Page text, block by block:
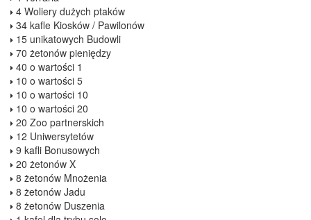
4 Woliery dużych ptaków
34 kafle Kiosków / Pawilonów
15 unikatowych Budowli
70 żetonów pieniędzy
40 o wartości 1
10 o wartości 5
10 o wartości 10
10 o wartości 20
20 Zoo partnerskich
12 Uniwersytetów
9 kafli Bonusowych
20 żetonów X
8 żetonów Mnożenia
8 żetonów Jadu
8 żetonów Duszenia